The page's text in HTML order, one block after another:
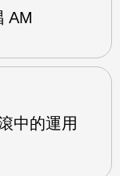
AM
中的運用